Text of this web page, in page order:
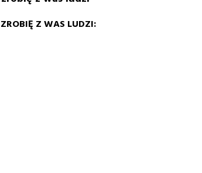
Z WAS LUDZI: